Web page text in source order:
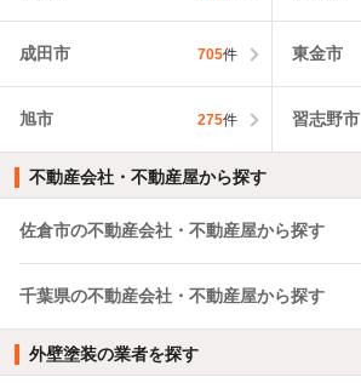
成田市 705件 東金市
旭市 275件 習志野市
不動産会社・不動産屋から探す
佐倉市の不動産会社・不動産屋から探す
千葉県の不動産会社・不動産屋から探す
外壁塗装の業者を探す